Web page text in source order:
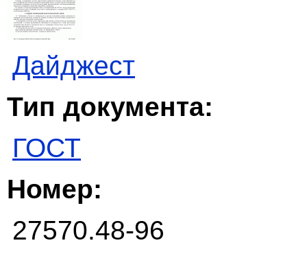
Дайджест
Тип документа:
ГОСТ
Номер:
27570.48-96